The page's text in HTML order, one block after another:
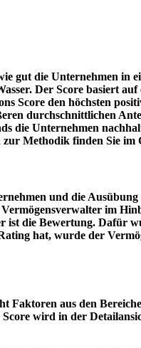
gut die Unternehmen
Der Score basiert
Score den höchsten
durchschnittlichen
die Unternehmen
Methodik finden Sie im
und die
im
ist die Bewertung. Dafür
hat, wurde der
Faktoren aus den
wird in der